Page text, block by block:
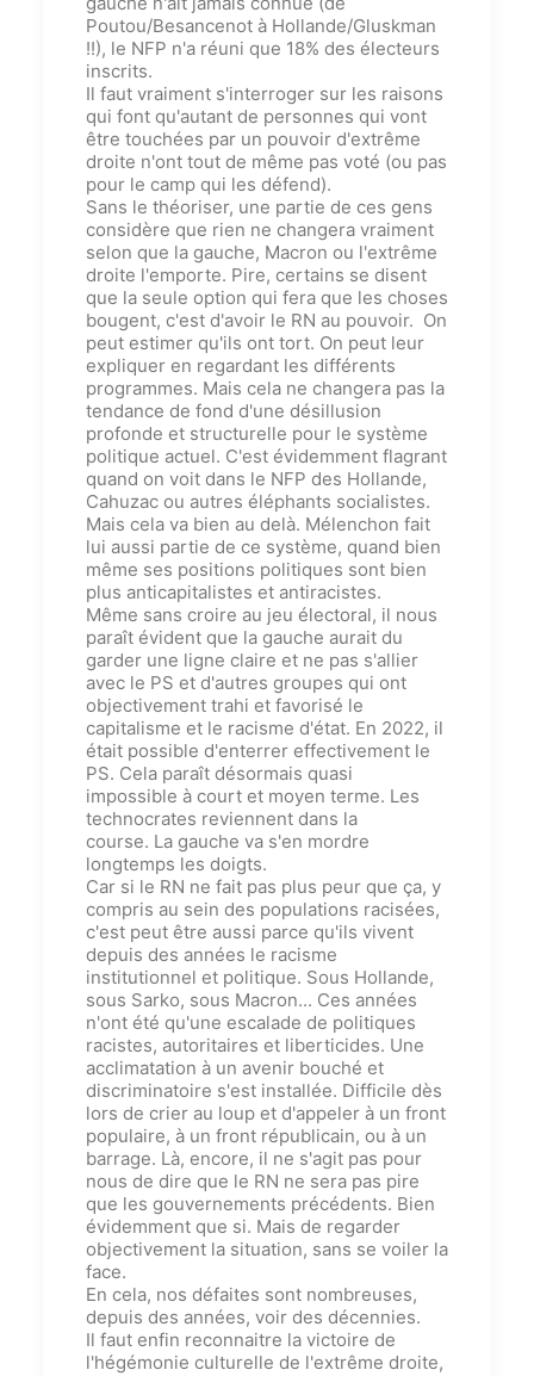
Poutou/Besancenot à Hollande/Gluskman
!!), le NFP n'a réuni que 18% des électeurs
inscrits.
Il faut vraiment s'interroger sur les raisons
qui font qu'autant de personnes qui vont
être touchées par un pouvoir d'extrême
droite n'ont tout de même pas voté (ou pas
pour le camp qui les défend).
Sans le théoriser, une partie de ces gens
considère que rien ne changera vraiment
selon que la gauche, Macron ou l'extrême
droite l'emporte. Pire, certains se disent
que la seule option qui fera que les choses
bougent, c'est d'avoir le RN au pouvoir. On
peut estimer qu'ils ont tort. On peut leur
expliquer en regardant les différents
programmes. Mais cela ne changera pas la
tendance de fond d'une désillusion
profonde et structurelle pour le système
politique actuel. C'est évidemment flagrant
quand on voit dans le NFP des Hollande,
Cahuzac ou autres éléphants socialistes.
Mais cela va bien au delà. Mélenchon fait
lui aussi partie de ce système, quand bien
même ses positions politiques sont bien
plus anticapitalistes et antiracistes.
Même sans croire au jeu électoral, il nous
paraît évident que la gauche aurait du
garder une ligne claire et ne pas s'allier
avec le PS et d'autres groupes qui ont
objectivement trahi et favorisé le
capitalisme et le racisme d'état. En 2022, il
était possible d'enterrer effectivement le
PS. Cela paraît désormais quasi
impossible à court et moyen terme. Les
technocrates reviennent dans la
course. La gauche va s'en mordre
longtemps les doigts.
Car si le RN ne fait pas plus peur que ça, y
compris au sein des populations racisées,
c'est peut être aussi parce qu'ils vivent
depuis des années le racisme
institutionnel et politique. Sous Hollande,
sous Sarko, sous Macron... Ces années
n'ont été qu'une escalade de politiques
racistes, autoritaires et liberticides. Une
acclimatation à un avenir bouché et
discriminatoire s'est installée. Difficile dès
lors de crier au loup et d'appeler à un front
populaire, à un front républicain, ou à un
barrage. Là, encore, il ne s'agit pas pour
nous de dire que le RN ne sera pas pire
que les gouvernements précédents. Bien
évidemment que si. Mais de regarder
objectivement la situation, sans se voiler la
face.
En cela, nos défaites sont nombreuses,
depuis des années, voir des décennies.
Il faut enfin reconnaitre la victoire de
l'hégémonie culturelle de l'extrême droite,